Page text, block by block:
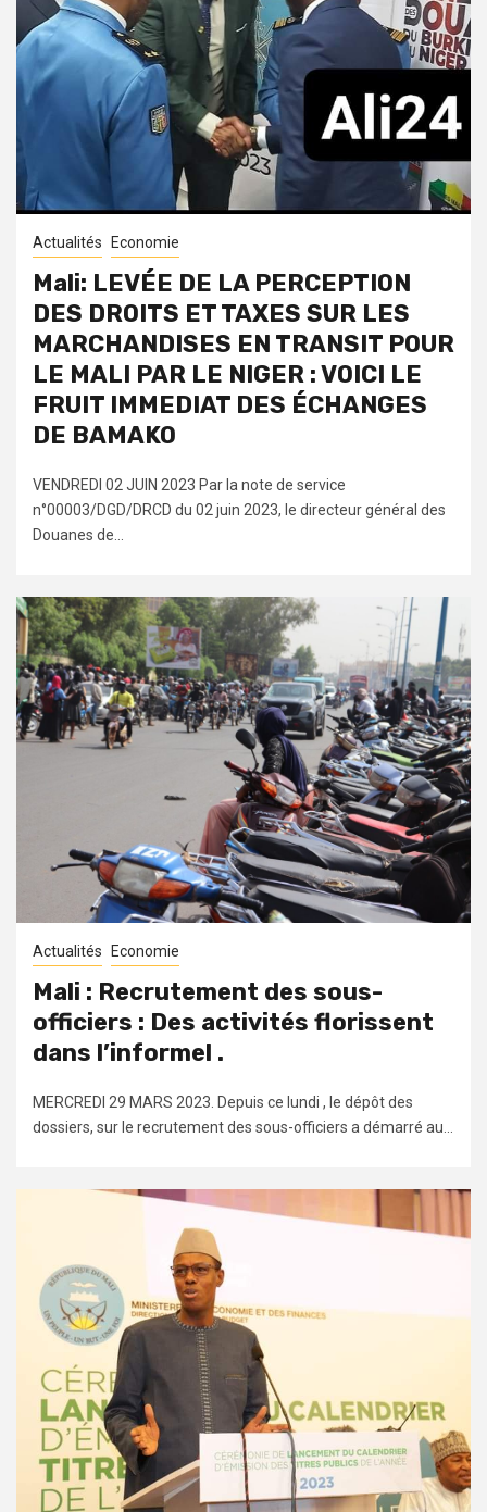
Actualités Economie
Mali: LEVÉE DE LA PERCEPTION
DES DROITS ET TAXES SUR LES
MARCHANDISES EN TRANSIT POUR
LE MALI PAR LE NIGER : VOICI LE
FRUIT IMMEDIAT DES ÉCHANGES
DE BAMAKO
VENDREDI 02 JUIN 2023 Par la note de service
n°00003/DGD/DRCD du 02 juin 2023, le directeur général des
Douanes de...
Actualités Economie
Mali : Recrutement des sous-
officiers : Des activités florissent
dans l’informel .
MERCREDI 29 MARS 2023. Depuis ce lundi , le dépôt des
dossiers, sur le recrutement des sous-officiers a démarré au...